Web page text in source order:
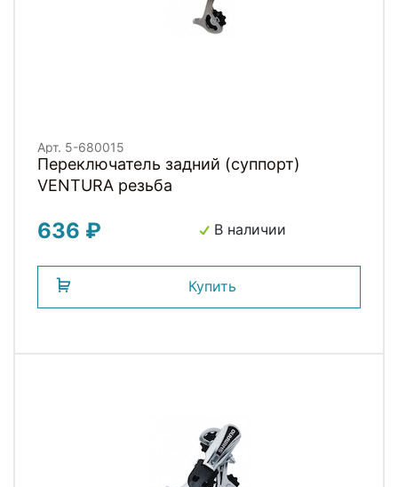
Арт. 5-680015
Переключатель задний (суппорт)
VENTURA резьба
636 ₽ В наличии
Купить